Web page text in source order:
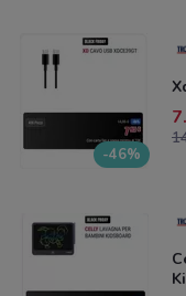
-46%
Celly